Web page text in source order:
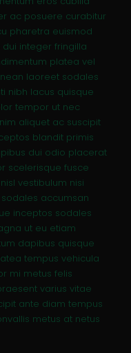
ac posuere curabitur
pharetra euismod
integer fringilla
platea vel
laoreet sodales
nibh lacus quisque
tempor ut nec
aliquet ac suscipit
blandit primis
dui odio placerat
scelerisque fusce
vestibulum nisi
accumsan
inceptos sodales
ut eu etiam
dapibus quisque
tempus vehicula
mi metus felis
varius vitae
ante diam tempus
metus at netus